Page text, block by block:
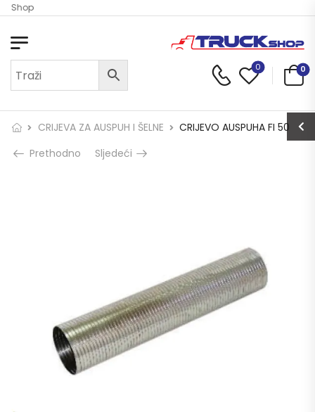
Shop
0 0
CRIJEVA ZA AUSPUH I ŠELNE
CRIJEVO AUSPUHA FI 50
Prethodno
Sljedeći